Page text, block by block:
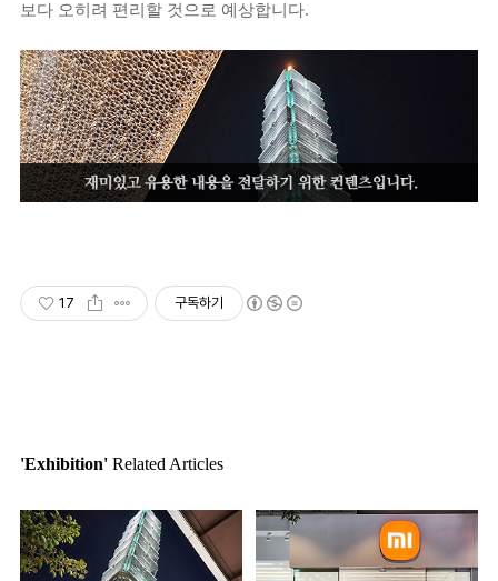
보다 오히려 편리할 것으로 예상합니다.
17 구독하기
'Exhibition' Related Articles